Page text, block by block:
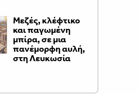
Μεζές, κλέφτικο
και παγωμένη
μπίρα, σε μια
πανέμορφη αυλή,
στη Λευκωσία